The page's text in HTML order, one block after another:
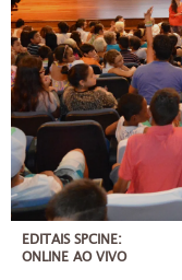
EDITAIS SPCINE:
ONLINE AO VIVO